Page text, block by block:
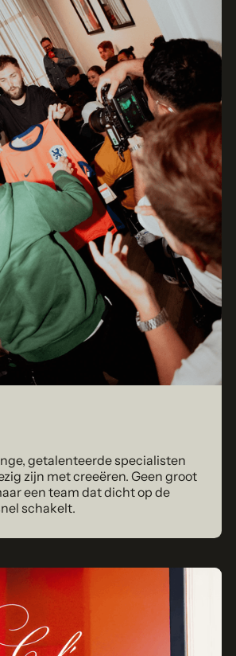
getalenteerde specialisten
zijn met creeëren. Geen groot
een team dat dicht op de
schakelt.